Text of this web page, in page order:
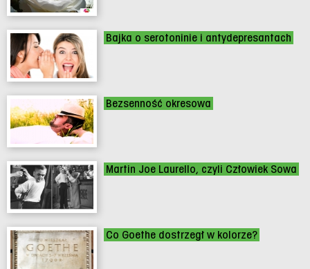
Bajka o serotoninie i antydepresantach
Bezsenność okresowa
Martin Joe Laurello, czyli Człowiek Sowa
Co Goethe dostrzegł w kolorze?